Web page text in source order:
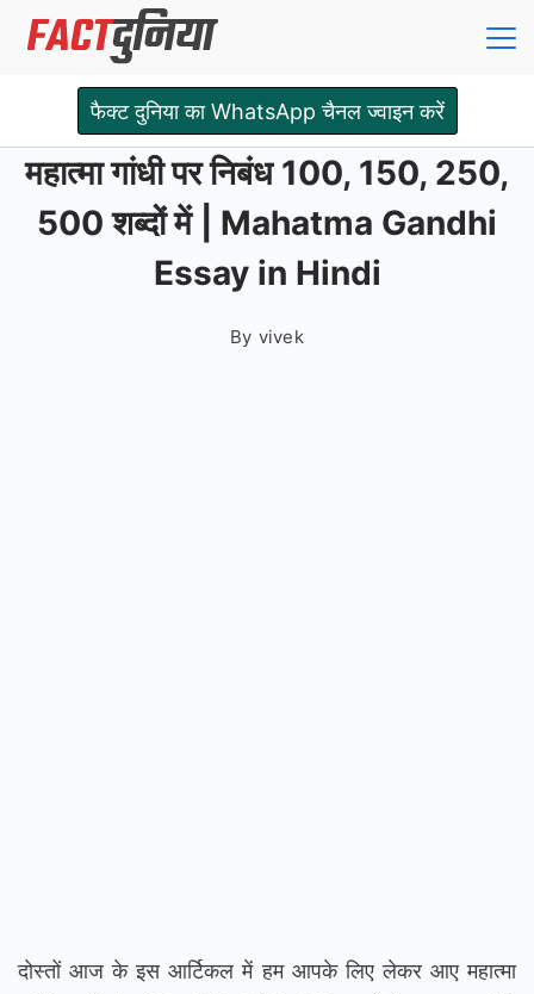
Skip
content
Fact
Dunia
फैक्ट दुनिया का WhatsApp चैनल ज्वाइन करें
महात्मा गांधी पर निबंध 100, 150, 250,
500 शब्दों में | Mahatma Gandhi
Essay in Hindi
By vivek
दोस्तों आज के इस आर्टिकल में हम आपके लिए लेकर आए महात्मा